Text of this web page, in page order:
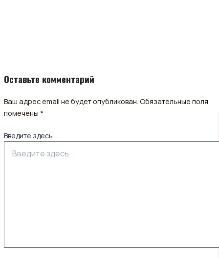
Оставьте комментарий
Ваш адрес email не будет опубликован. Обязательные поля
помечены *
Введите здесь...